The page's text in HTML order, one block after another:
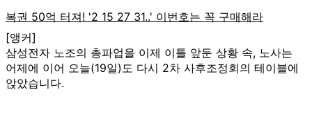
[앵커]
삼성전자 노조의 총파업을 이제 이틀 앞둔 상황 속, 노사는
어제에 이어 오늘(19일)도 다시 2차 사후조정회의 테이블에
앉았습니다.